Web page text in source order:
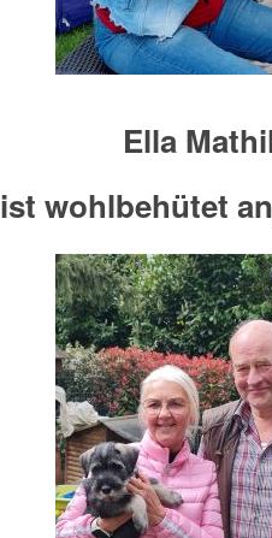
Ella
ist wohlbehütet